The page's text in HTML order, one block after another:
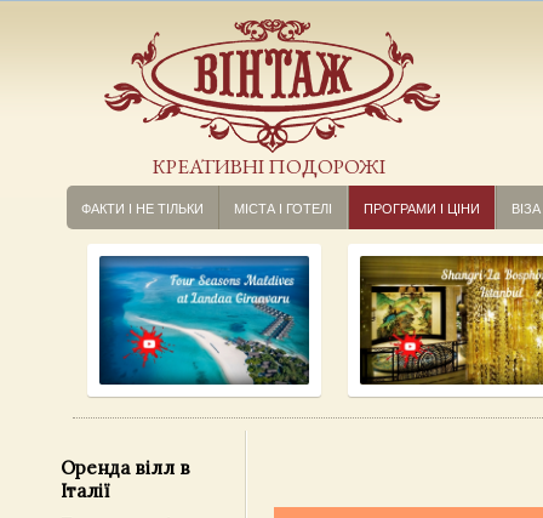
КРЕАТИВНІ ПОДОРОЖІ
ФАКТИ І НЕ ТІЛЬКИ МІСТА І ГОТЕЛІ ПРОГРАМИ І ЦІНИ ВІЗА
Оренда вілл в
Італії